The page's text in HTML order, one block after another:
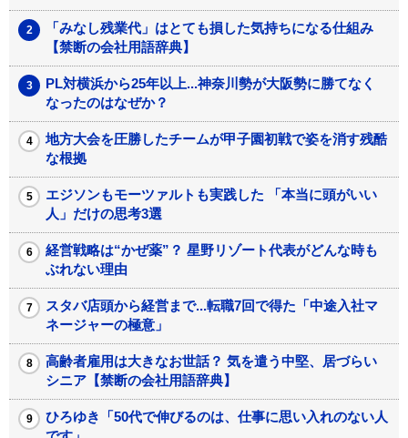
「みなし残業代」はとても損した気持ちになる仕組み
【禁断の会社用語辞典】
PL対横浜から25年以上...神奈川勢が大阪勢に勝てなく
なったのはなぜか？
地方大会を圧勝したチームが甲子園初戦で姿を消す残酷
な根拠
エジソンもモーツァルトも実践した 「本当に頭がいい
人」だけの思考3選
経営戦略は“かぜ薬”？ 星野リゾート代表がどんな時も
ぶれない理由
スタバ店頭から経営まで...転職7回で得た「中途入社マ
ネージャーの極意」
高齢者雇用は大きなお世話？ 気を遣う中堅、居づらい
シニア【禁断の会社用語辞典】
ひろゆき「50代で伸びるのは、仕事に思い入れのない人